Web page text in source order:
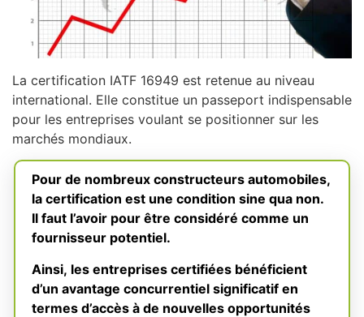
La certification IATF 16949 est retenue au niveau
international. Elle constitue un passeport indispensable
pour les entreprises voulant se positionner sur les
marchés mondiaux.
Pour de nombreux constructeurs automobiles,
la certification est une condition sine qua non.
Il faut l’avoir pour être considéré comme un
fournisseur potentiel.
Ainsi, les entreprises certifiées bénéficient
d’un avantage concurrentiel significatif en
termes d’accès à de nouvelles opportunités